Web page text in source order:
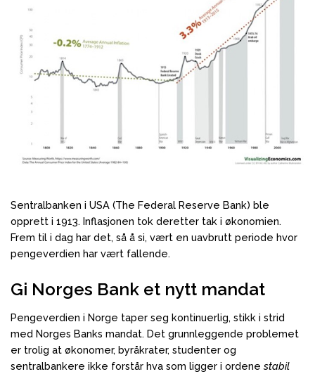
Sentralbanken i USA (The Federal Reserve Bank) ble
opprett i 1913. Inflasjonen tok deretter tak i økonomien.
Frem til i dag har det, så å si, vært en uavbrutt periode hvor
pengeverdien har vært fallende.
Gi Norges Bank et nytt mandat
Pengeverdien i Norge taper seg kontinuerlig, stikk i strid
med Norges Banks mandat. Det grunnleggende problemet
er trolig at økonomer, byråkrater, studenter og
sentralbankere ikke forstår hva som ligger i ordenestabil